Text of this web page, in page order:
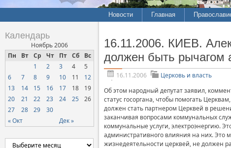
Новости
Межконфессиональные
Нарушения прав
верующих
Официальная хроника
Расколы, ереси, секты
СОЦИАЛЬНОЕ
СЛУЖЕНИЕ
Церковь и власть
Главная
История
Календарь
Ноябрь 2006
Пн
Вт Ср Чт Пт Сб Вс
« Окт Дек »
1 2 3 4
5
6
7 8 9 10 11
12
13
14 15 16 17 18
19
20
21 22 23 24 25
26
27
28 29 30
16.11.2006. КИЕВ.
должен быть рычагом
16.11.2006
Церковь и власть
Об этом народный депутат заявил,
статус госоргана, чтобы помогать
должен стать партнером Церквей в
заканчивая вопросами коммунальных
коммунальные услуги, электроэнергию.
административного влияния на них. Это
жизнедеятельности церквей, не должен